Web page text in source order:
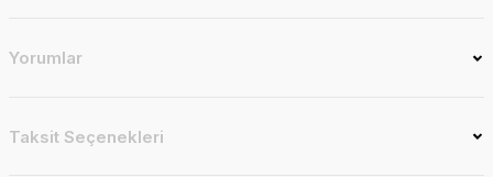
Yorumlar
Taksit Seçenekleri